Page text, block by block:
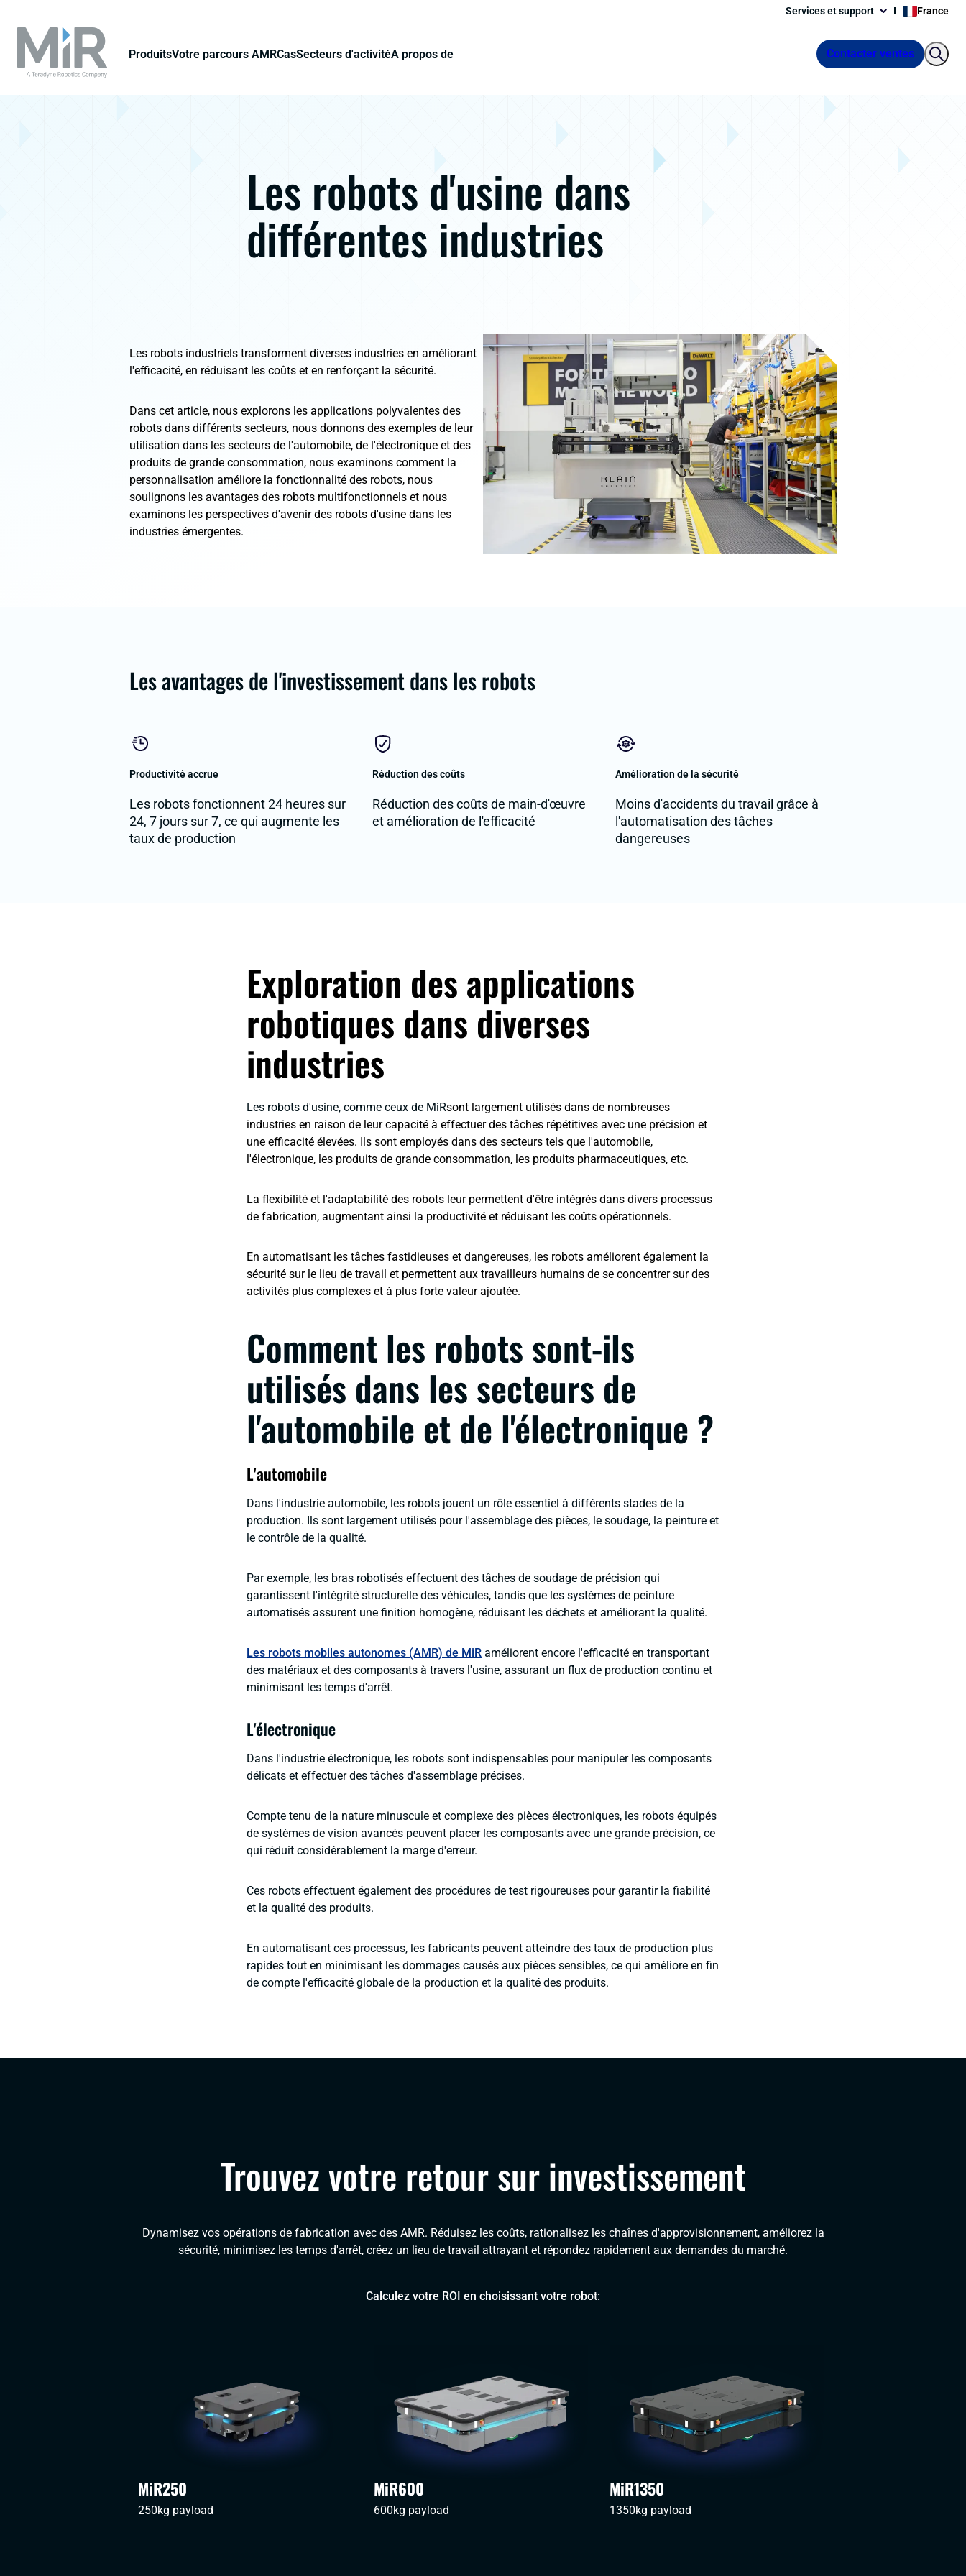
Services et support France
ProduitsVotre parcours AMRCasSecteurs d'activitéA propos de Contacter ventes
Les robots d'usine dans
différentes industries
Les robots industriels transforment diverses industries en améliorant
l'efficacité, en réduisant les coûts et en renforçant la sécurité.
Dans cet article, nous explorons les applications polyvalentes des
robots dans différents secteurs, nous donnons des exemples de leur
utilisation dans les secteurs de l'automobile, de l'électronique et des
produits de grande consommation, nous examinons comment la
personnalisation améliore la fonctionnalité des robots, nous
soulignons les avantages des robots multifonctionnels et nous
examinons les perspectives d'avenir des robots d'usine dans les
industries émergentes.
Les avantages de l'investissement dans les robots
Productivité accrue
Les robots fonctionnent 24 heures sur
24, 7 jours sur 7, ce qui augmente les
taux de production
Réduction des coûts
Réduction des coûts de main-d'œuvre
et amélioration de l'efficacité
Amélioration de la sécurité
Moins d'accidents du travail grâce à
l'automatisation des tâches
dangereuses
Exploration des applications
robotiques dans diverses
industries
Les robots d'usine, comme ceux de MiRsont largement utilisés dans de nombreuses
industries en raison de leur capacité à effectuer des tâches répétitives avec une précision et
une efficacité élevées. Ils sont employés dans des secteurs tels que l'automobile,
l'électronique, les produits de grande consommation, les produits pharmaceutiques, etc.
La flexibilité et l'adaptabilité des robots leur permettent d'être intégrés dans divers processus
de fabrication, augmentant ainsi la productivité et réduisant les coûts opérationnels.
En automatisant les tâches fastidieuses et dangereuses, les robots améliorent également la
sécurité sur le lieu de travail et permettent aux travailleurs humains de se concentrer sur des
activités plus complexes et à plus forte valeur ajoutée.
Comment les robots sont-ils
utilisés dans les secteurs de
l'automobile et de l'électronique ?
L'automobile
Dans l'industrie automobile, les robots jouent un rôle essentiel à différents stades de la
production. Ils sont largement utilisés pour l'assemblage des pièces, le soudage, la peinture et
le contrôle de la qualité.
Par exemple, les bras robotisés effectuent des tâches de soudage de précision qui
garantissent l'intégrité structurelle des véhicules, tandis que les systèmes de peinture
automatisés assurent une finition homogène, réduisant les déchets et améliorant la qualité.
Les robots mobiles autonomes (AMR) de MiR améliorent encore l'efficacité en transportant
des matériaux et des composants à travers l'usine, assurant un flux de production continu et
minimisant les temps d'arrêt.
L'électronique
Dans l'industrie électronique, les robots sont indispensables pour manipuler les composants
délicats et effectuer des tâches d'assemblage précises.
Compte tenu de la nature minuscule et complexe des pièces électroniques, les robots équipés
de systèmes de vision avancés peuvent placer les composants avec une grande précision, ce
qui réduit considérablement la marge d'erreur.
Ces robots effectuent également des procédures de test rigoureuses pour garantir la fiabilité
et la qualité des produits.
En automatisant ces processus, les fabricants peuvent atteindre des taux de production plus
rapides tout en minimisant les dommages causés aux pièces sensibles, ce qui améliore en fin
de compte l'efficacité globale de la production et la qualité des produits.
Trouvez votre retour sur investissement
Dynamisez vos opérations de fabrication avec des AMR. Réduisez les coûts, rationalisez les chaînes d'approvisionnement, améliorez la
sécurité, minimisez les temps d'arrêt, créez un lieu de travail attrayant et répondez rapidement aux demandes du marché.
Calculez votre ROI en choisissant votre robot:
MiR250
250kg payload
MiR600
600kg payload
MiR1350
1350kg payload